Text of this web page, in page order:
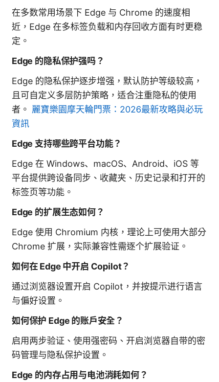
在多数常用场景下 Edge 与 Chrome 的速度相
近，Edge 在多标签负载和内存回收方面有时更稳
定。
Edge 的隐私保护强吗？
Edge 的隐私保护逐步增强，默认防护等级较高，
且可自定义多层防护策略，适合注重隐私的使用
者。 麗寶樂園摩天輪門票：2026最新攻略與必玩
資訊
Edge 支持哪些跨平台功能？
Edge 在 Windows、macOS、Android、iOS 等
平台提供跨设备同步、收藏夹、历史记录和打开的
标签页等功能。
Edge 的扩展生态如何？
Edge 使用 Chromium 内核，理论上可使用大部分
Chrome 扩展，实际兼容性需逐个扩展验证。
如何在 Edge 中开启 Copilot？
通过浏览器设置开启 Copilot，并按提示进行语言
与偏好设置。
如何保护 Edge 的账户安全？
启用两步验证、使用强密码、开启浏览器自带的密
码管理与隐私保护设置。
Edge 的内存占用与电池消耗如何？